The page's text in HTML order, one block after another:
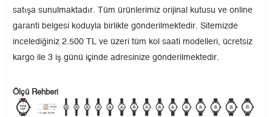
satışa sunulmaktadır. Tüm ürünlerimiz orijinal kutusu ve online
garanti belgesi koduyla birlikte gönderilmektedir. Sitemizde
incelediğiniz 2.500 TL ve üzeri tüm kol saati modelleri, ücretsiz
kargo ile 3 iş günü içinde adresinize gönderilmektedir.
Ölçü Rehberi